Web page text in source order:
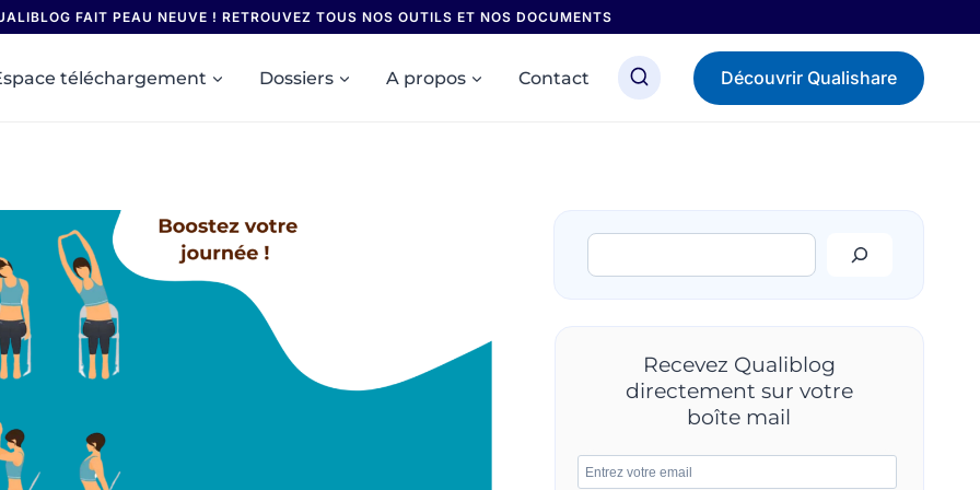
FAIT PEAU NEUVE ! RETROUVEZ TOUS NOS OUTILS ET NOS DOCUMENTS
téléchargement Dossiers A propos Contact Découvrir Qualishare
Rechercher
Recevez Qualiblog
directement sur votre
boîte mail